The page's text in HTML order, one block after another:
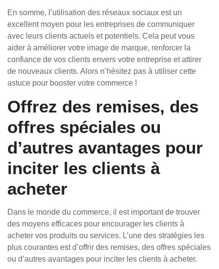
En somme, l’utilisation des réseaux sociaux est un
excellent moyen pour les entreprises de communiquer
avec leurs clients actuels et potentiels. Cela peut vous
aider à améliorer votre image de marque, renforcer la
confiance de vos clients envers votre entreprise et attirer
de nouveaux clients. Alors n’hésitez pas à utiliser cette
astuce pour booster votre commerce !
Offrez des remises, des
offres spéciales ou
d’autres avantages pour
inciter les clients à
acheter
Dans le monde du commerce, il est important de trouver
des moyens efficaces pour encourager les clients à
acheter vos produits ou services. L’une des stratégies les
plus courantes est d’offrir des remises, des offres spéciales
ou d’autres avantages pour inciter les clients à acheter.